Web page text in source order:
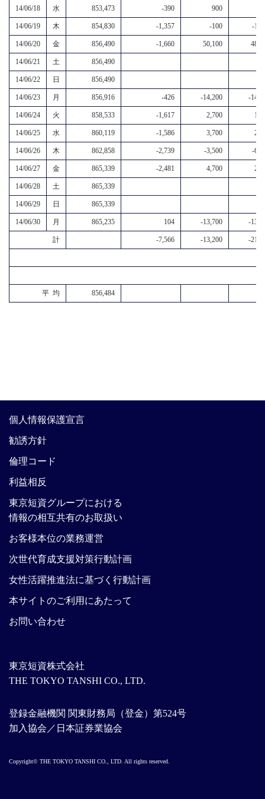
14/06/18 水 853,473 -390 900
14/06/19 木 854,830 -1,357 -100 -
14/06/20 金 856,490 -1,660 50,100
14/06/21 土 856,490
14/06/22 日 856,490
14/06/23 月 856,916 -426 -14,200 -
14/06/24 火 858,533 -1,617 2,700
14/06/25 水 860,119 -1,586 3,700
14/06/26 木 862,858 -2,739 -3,500 -
14/06/27 金 865,339 -2,481 4,700
14/06/28 土 865,339
14/06/29 日 865,339
14/06/30 月 865,235 104 -13,700 -
計 -7,566 -13,200 -
平 均 856,484
東京短資株式会社
THE TOKYO TANSHI CO., LTD.
登録金融機関 関東財務局（登金）第524号
加入協会／日本証券業協会
個人情報保護宣言
勧誘方針
倫理コード
利益相反
東京短資グループにおける
情報の相互共有のお取扱い
お客様本位の業務運営
次世代育成支援対策行動計画
女性活躍推進法に基づく行動計画
本サイトのご利用にあたって
お問い合わせ
Copyright© THE TOKYO TANSHI CO., LTD. All rights reserved.